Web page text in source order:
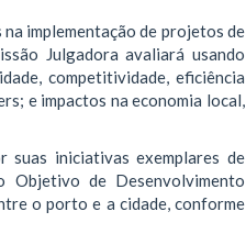
implementação de projetos de
Julgadora avaliará usando
competitividade, eficiência
e impactos na economia local,
suas iniciativas exemplares de
Objetivo de Desenvolvimento
o porto e a cidade, conforme